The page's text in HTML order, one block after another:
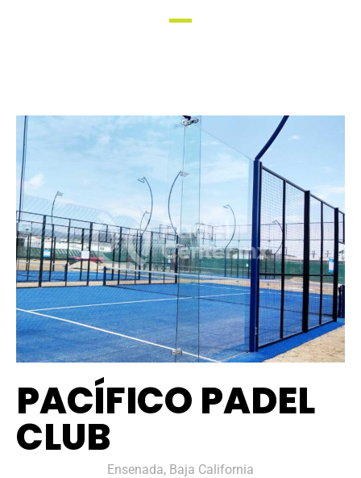
PACÍFICO PADEL
CLUB
Ensenada, Baja California